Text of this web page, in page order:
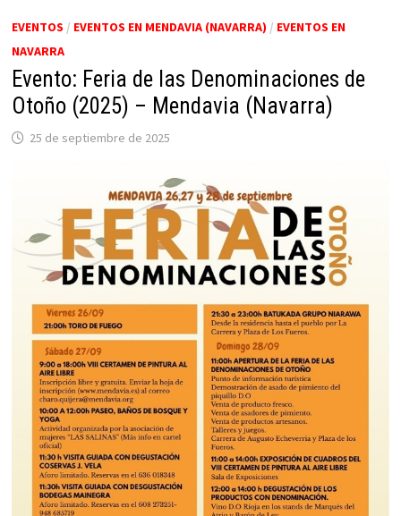
EVENTOS / EVENTOS EN MENDAVIA (NAVARRA) / EVENTOS EN
NAVARRA
Evento: Feria de las Denominaciones de
Otoño (2025) – Mendavia (Navarra)
25 de septiembre de 2025